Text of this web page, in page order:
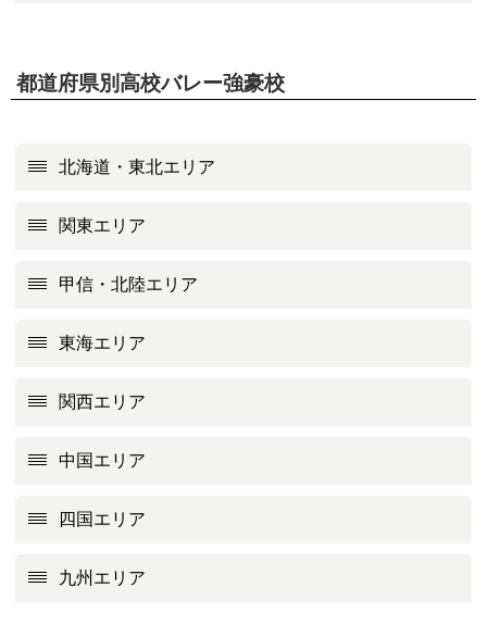
都道府県別高校バレー強豪校
北海道・東北エリア
関東エリア
甲信・北陸エリア
東海エリア
関西エリア
中国エリア
四国エリア
九州エリア